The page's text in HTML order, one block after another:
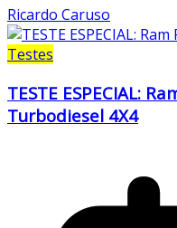
Ricardo Caruso
Testes
TESTE ESPECIAL:
Turbodiesel 4X4